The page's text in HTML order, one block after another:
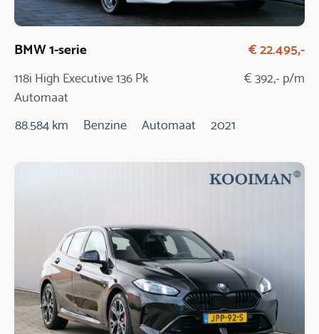
BMW 1-serie
118i High Executive 136 Pk
Automaat
€ 22.495,-
€ 392,- p/m
88.584 km Benzine Automaat 2021